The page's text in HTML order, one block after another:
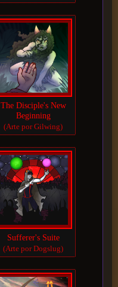
The Disciple's New
Beginning
(Arte por Gilwing)
Sufferer's Suite
(Arte por Dogslug)